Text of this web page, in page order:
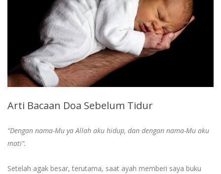
Arti Bacaan Doa Sebelum Tidur
“Dengan nama-Mu ya Allah aku hidup, dan dengan nama-Mu aku
mati”.
Setelah agak besar, terutama, saat ayah memberi saya buku